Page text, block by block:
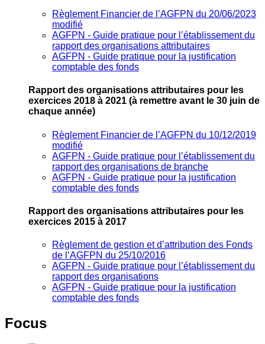
Règlement Financier de l’AGFPN du 20/06/2023
modifié
AGFPN ‐ Guide pratique pour l’établissement du
rapport des organisations attributaires
AGFPN ‐ Guide pratique pour la justification
comptable des fonds
Rapport des organisations attributaires pour les
exercices 2018 à 2021 (à remettre avant le 30 juin de
chaque année)
Règlement Financier de l’AGFPN du 10/12/2019
modifié
AGFPN ‐ Guide pratique pour l’établissement du
rapport des organisations de branche
AGFPN ‐ Guide pratique pour la justification
comptable des fonds
Rapport des organisations attributaires pour les
exercices 2015 à 2017
Règlement de gestion et d’attribution des Fonds
de l’AGFPN du 25/10/2016
AGFPN ‐ Guide pratique pour l’établissement du
rapport des organisations
AGFPN ‐ Guide pratique pour la justification
comptable des fonds
Focus